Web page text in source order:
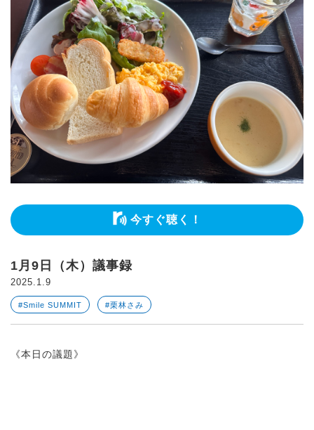
今すぐ聴く！
1月9日（木）議事録
2025.1.9
#Smile SUMMIT #栗林さみ
《本日の議題》